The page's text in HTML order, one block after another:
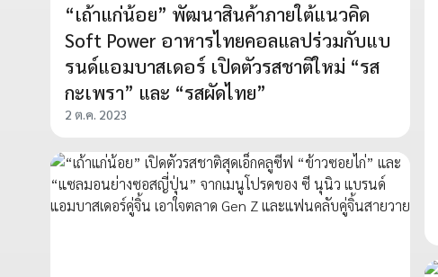
“เถ้าแก่น้อย” พัฒนาสินค้าภายใต้แนวคิด
Soft Power อาหารไทยคอลแลปร่วมกับแบ
รนด์แอมบาสเดอร์ เปิดตัวรสชาติใหม่ “รส
กะเพรา” และ “รสผัดไทย”
2 ต.ค. 2023